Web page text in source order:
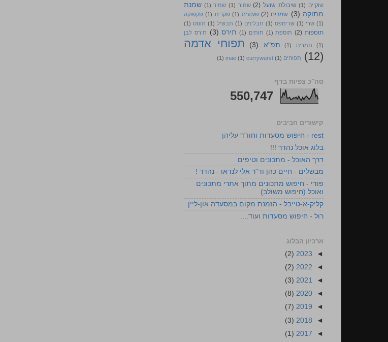
שוקיים (1) שיבולת שועל (2) שמור (1) שמיר (1) שמנת
מתוקה (3) שמרים (2) שעועית (1) שקדים (1) שקשוקה
(1) שרי (1) שרימפס (1) תבלינים (1) תבשיל (1) תוסס (1)
תוספות (2) תוספת (1) תותים (1) תירס (3) תירס לבן
(1) תמרים (1) תפ"א (3)
תפוחי אדמה
(12)
תפוחים (1)
currywurst
(1)
mae
(1)
סה"כ צפיות בדף
550,747
קישורים חביבים
rest - חיפוש מסעדות וחוו"ד עליהן
בלוג אוכל נהדר !!!
דרך האוכל - מתכונים וטיפים
מבשלים - חיים כהן וד"ר אלי לנדאו - נהדר !
פודי - חיפוש מתכונים מתוך אתרי מתכונים
ואוכל (חיפוש משולב)
קליק-א-טייבל - הזמנת מקום במסעדה און-ליין
רול - חיפוש מסעדות ועוד....
ארכיון הבלוג
◄
2023
(2)
◄
2022
(2)
◄
2021
(3)
◄
2020
(8)
◄
2019
(7)
◄
2018
(3)
◄
2017
(1)